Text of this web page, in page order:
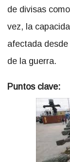
de divisas
vez, la
afectada
de la guerra.
Puntos clave: